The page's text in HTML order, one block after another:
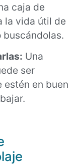
caja de
la vida útil de
Una
ser
estén en buen